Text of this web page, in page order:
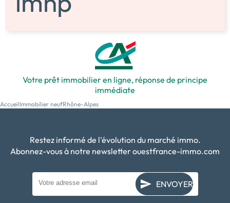
Votre prêt immobilier en ligne, réponse de principe
immédiate
AccueilImmobilier neufRhône-Alpes
Restez informé de l'évolution du marché immo.
Abonnez-vous à notre newsletter ouestfrance-immo.com
ENVOYER